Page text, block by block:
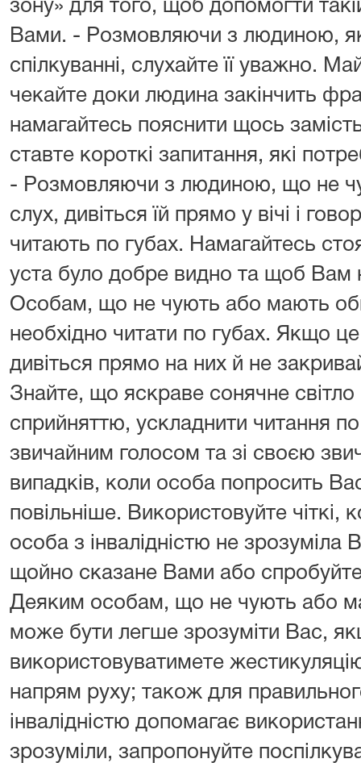
зону» для того, щоб допомогти
Вами. - Розмовляючи з людиною,
спілкуванні, слухайте її уважно.
чекайте доки людина закінчить
намагайтесь пояснити щось
ставте короткі запитання, які
- Розмовляючи з людиною, що не
слух, дивіться їй прямо у вічі і
читають по губах. Намагайтесь
уста було добре видно та щоб Вам
Особам, що не чують або мають
необхідно читати по губах. Якщо
дивіться прямо на них й не
Знайте, що яскраве сонячне
сприйняттю, ускладнити читання по
звичайним голосом та зі своєю
випадків, коли особа попросить
повільніше. Використовуйте
особа з інвалідністю не зрозуміла
щойно сказане Вами або
Деяким особам, що не чують або
може бути легше зрозуміти Вас,
використовуватимете
напрям руху; також для
інвалідністю допомагає
зрозуміли, запропонуйте